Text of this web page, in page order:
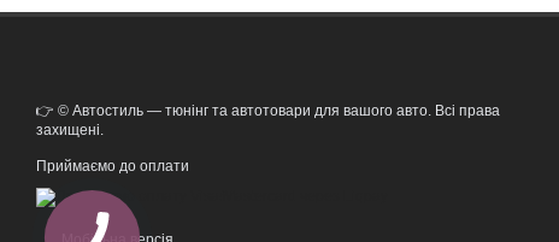
👉 © Автостиль — тюнінг та автотовари для вашого авто. Всі права
захищені.
Приймаємо до оплати